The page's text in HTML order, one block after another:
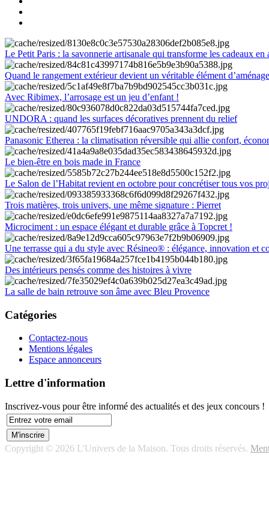
Le Petit Paris : la savonnerie artisanale qui transforme les cadeaux en
Quand le rangement extérieur devient un véritable élément
Avec Ribimex, l’arrosage est un jeu d’enfant !
UNDORA : quand les surfaces décoratives prennent du relief
Panasonic Etherea : la climatisation réversible qui allie confort,
Le bien-être en bois made in France
Le Salon de l’Habitat revient en octobre pour concrétiser tous vos
Trois matières, trois univers, une même signature : Pierret
Microciment : un espace élégant et durable grâce à Topcret !
Une terrasse qui a du style avec Résineo® : élégance, innovation et
Des intérieurs pensés comme des histoires à vivre
La salle de bain retrouve son âme avec Bleu Provence
Catégories
Contactez-nous
Mentions légales
Espace annonceurs
Lettre d'information
Inscrivez-vous pour être informé des actualités et des jeux concours !
Copyright © 2026 L'Univers de la Maison. Tous droits réservés.